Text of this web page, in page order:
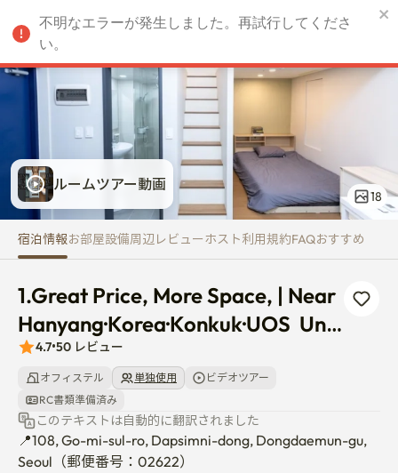
1.Great Price, More Space, |
JPY
ルームツアー動画
18
宿泊情報お部屋設備周辺 レビューホスト利用規約FAQおすすめ
1.Great Price, More Space, | Near
Hanyang·Korea·Konkuk·UOS  Uni.
| Dapsimni Stn 7-min | Enkoplex 1
4.7•50 レビュー
オフィステル 単独使用
ビデオツアー
RC書類準備済み
このテキストは自動的に翻訳されました
📍108, Go-mi-sul-ro, Dapsimni-dong, Dongdaemun-gu,
Seoul（郵便番号：02622）
不明なエラーが発生しました。再試行してくださ
い。